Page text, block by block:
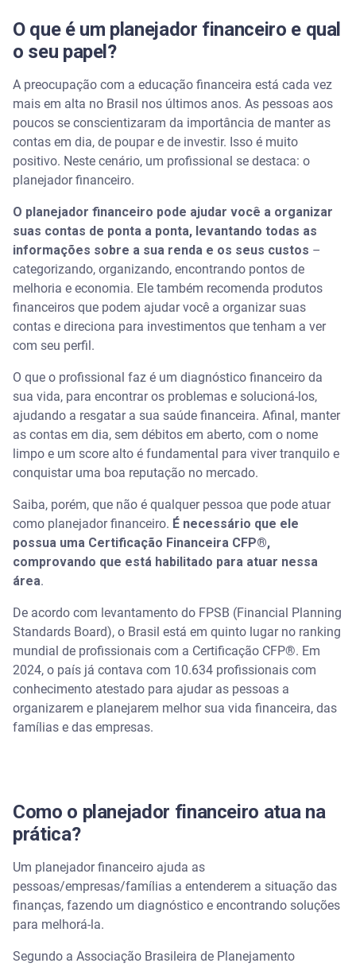
Análise da situação financeira: diagnóstico
completo
Definição de objetivos financeiros e metas de longo
prazo
Como o planejador financeiro ajuda no
planejamento de aposentadoria e investimentos
Planejamento de investimentos
Perguntas frequentes sobre planejadores
financeiros e planejamento de score
Como organizar a vida financeira e aumentar o
score de crédito?
Qual o custo de um planejador financeiro?
O que é a regra 50/30/20?
Quais são os 4 pontos do planejamento financeiro?
Como iniciar a carreira de planejador financeiro?
Quanto ganha um planejador financeiro iniciante?
O que é um planejador financeiro e qual
o seu papel?
A preocupação com a educação financeira está cada vez
mais em alta no Brasil nos últimos anos. As pessoas aos
poucos se conscientizaram da importância de manter as
contas em dia, de poupar e de investir. Isso é muito
positivo. Neste cenário, um profissional se destaca: o
planejador financeiro.
O planejador financeiro pode ajudar você a organizar
suas contas de ponta a ponta, levantando todas as
informações sobre a sua renda e os seus custos –
categorizando, organizando, encontrando pontos de
melhoria e economia. Ele também recomenda produtos
financeiros que podem ajudar você a organizar suas
contas e direciona para investimentos que tenham a ver
com seu perfil.
O que o profissional faz é um diagnóstico financeiro da
sua vida, para encontrar os problemas e solucioná-los,
ajudando a resgatar a sua saúde financeira. Afinal, manter
as contas em dia, sem débitos em aberto, com o nome
limpo e um score alto é fundamental para viver tranquilo e
conquistar uma boa reputação no mercado.
Saiba, porém, que não é qualquer pessoa que pode atuar
como planejador financeiro. É necessário que ele
possua uma Certificação Financeira CFP®,
comprovando que está habilitado para atuar nessa
área.
De acordo com levantamento do FPSB (Financial Planning
Standards Board), o Brasil está em quinto lugar no ranking
mundial de profissionais com a Certificação CFP®. Em
2024, o país já contava com 10.634 profissionais com
conhecimento atestado para ajudar as pessoas a
organizarem e planejarem melhor sua vida financeira, das
famílias e das empresas.
Como o planejador financeiro atua na
prática?
Um planejador financeiro ajuda as
pessoas/empresas/famílias a entenderem a situação das
finanças, fazendo um diagnóstico e encontrando soluções
para melhorá-la.
Segundo a Associação Brasileira de Planejamento